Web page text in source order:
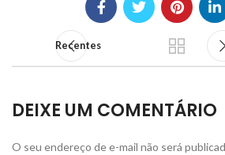
Recentes
DEIXE UM COMENTÁRIO
O seu endereço de e-mail não será